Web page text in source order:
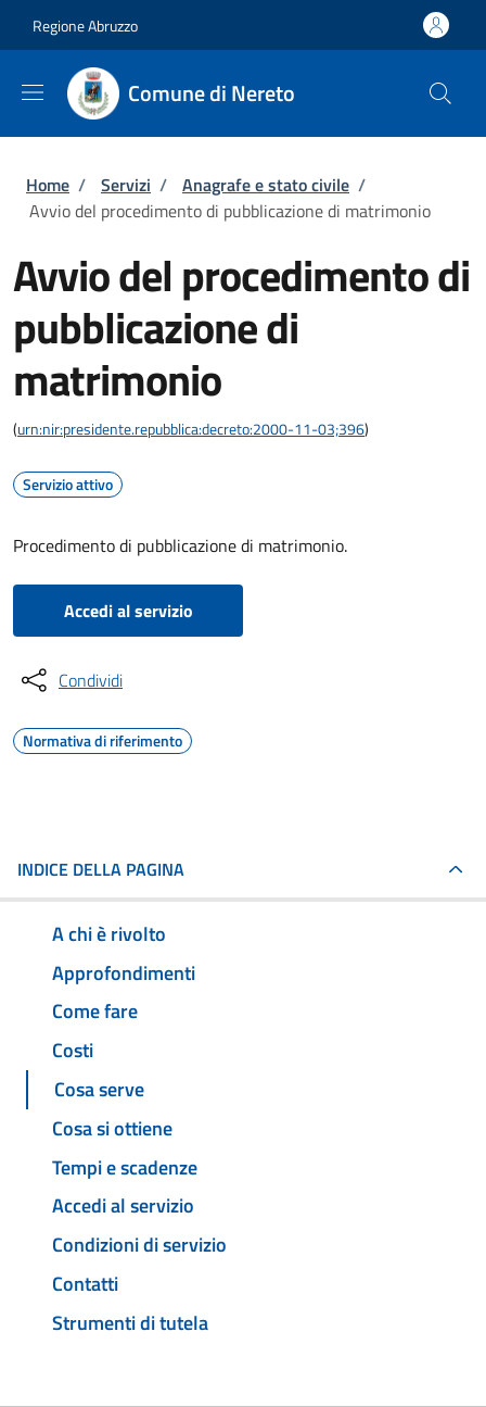
Regione Abruzzo
Comune di Nereto
Briciole di pane
Home / Servizi / Anagrafe e stato civile /
Avvio del procedimento di pubblicazione di matrimonio
Avvio del procedimento di
pubblicazione di
matrimonio
(urn:nir:presidente.repubblica:decreto:2000-11-03;396)
Servizio attivo
Procedimento di pubblicazione di matrimonio.
Accedi al servizio
Condividi
Normativa di riferimento
INDICE DELLA PAGINA
A chi è rivolto
Approfondimenti
Come fare
Costi
Cosa serve
Cosa si ottiene
Tempi e scadenze
Accedi al servizio
Condizioni di servizio
Contatti
Strumenti di tutela